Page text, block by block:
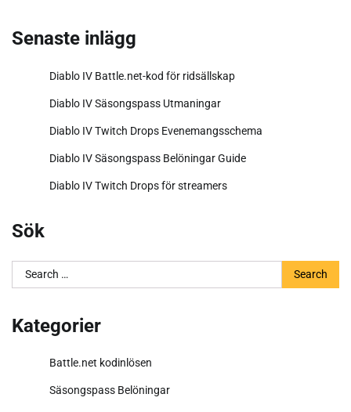
Senaste inlägg
Diablo IV Battle.net-kod för ridsällskap
Diablo IV Säsongspass Utmaningar
Diablo IV Twitch Drops Evenemangsschema
Diablo IV Säsongspass Belöningar Guide
Diablo IV Twitch Drops för streamers
Sök
Search
for:
Kategorier
Battle.net kodinlösen
Säsongspass Belöningar